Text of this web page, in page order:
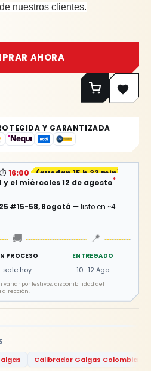
nuestros clientes.
AHORA
Calibrador Galgas Colombia
Y GARANTIZADA
⏱ 16:00 (quedan 15 h 33 min)
y el miércoles 12 de agosto*
#15-58, Bogotá — listo en ~4
🚚
PROCESO
sale hoy
📍
ENTREGADO
10–12 Ago
variar por festivos, disponibilidad del
dirección.